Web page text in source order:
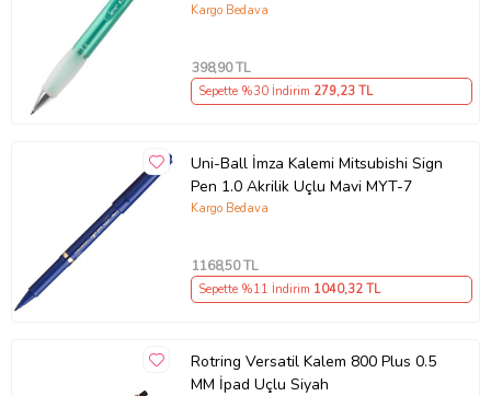
Ürün Kodu:kcm19600763
Kargo Bedava
398,90 TL
Sepette %30 İndirim 279,23 TL
Uni-Ball İmza Kalemi Mitsubishi Sign
Pen 1.0 Akrilik Uçlu Mavi MYT-7
Kargo Bedava
1168,50 TL
Sepette %11 İndirim 1040,32 TL
Rotring Versatil Kalem 800 Plus 0.5
MM İpad Uçlu Siyah